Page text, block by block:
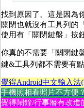
找到原因了。這是因為
關閉也就沒有工具列的
使用有「關閉鍵盤」按
你真的不需要「關閉鍵
鍵&工具列都不需要有點
覺得Android中文輸入
手機照相看照片不方便
覺得鬧鐘/行事曆有改